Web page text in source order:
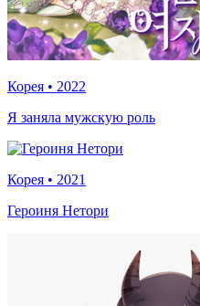
Корея • 2022
Я заняла мужскую роль
Корея • 2021
Героиня Нетори